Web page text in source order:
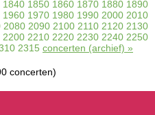
1840 1850 1860 1870 1880 1890
1960 1970 1980 1990 2000 2010
2080 2090 2100 2110 2120 2130
2200 2210 2220 2230 2240 2250
2315 concerten (archief) »
concerten)